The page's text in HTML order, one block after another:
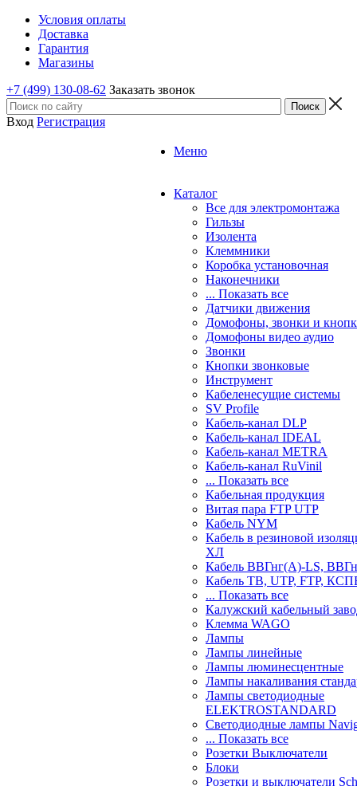
Условия оплаты
Доставка
Гарантия
Магазины
+7 (499) 130-08-62 Заказать звонок
Вход Регистрация
Меню
Каталог
Все для электромонтажа
Гильзы
Изолента
Клеммники
Коробка установочная
Наконечники
... Показать все
Датчики движения
Домофоны, звонки и
Домофоны видео аудио
Звонки
Кнопки звонковые
Инструмент
Кабеленесущие системы
SV Profile
Кабель-канал DLP
Кабель-канал IDEAL
Кабель-канал METRA
Кабель-канал RuVinil
... Показать все
Кабельная продукция
Витая пара FTP UTP
Кабель NYM
Кабель в резиновой
ХЛ
Кабель ВВГнг(А)-LS,
Кабель ТВ, UTP, FTP,
... Показать все
Калужский кабельный
Клемма WAGO
Лампы
Лампы линейные
Лампы люминесцентные
Лампы накаливания
Лампы светодиодные
ELEKTROSTANDARD
Светодиодные лампы
... Показать все
Розетки Выключатели
Блоки
Розетки и выключатели